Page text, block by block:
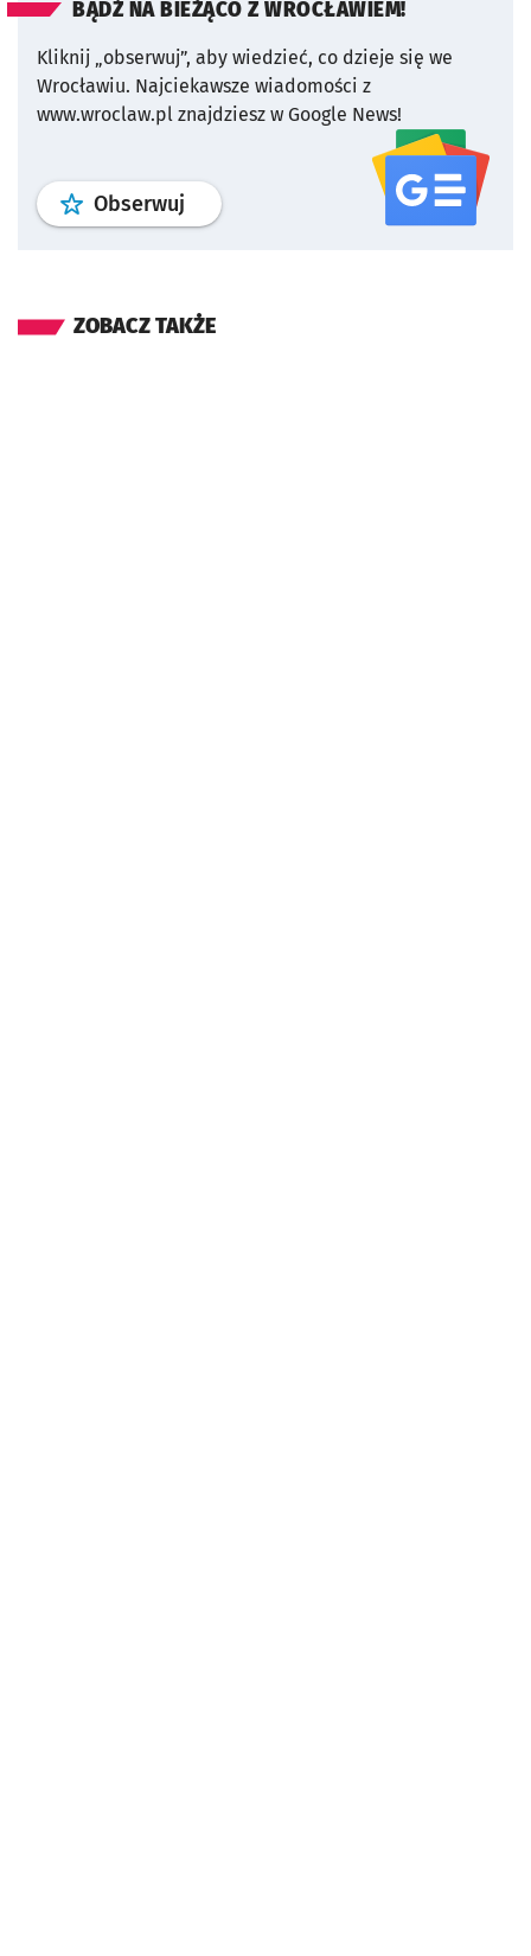
BĄDŹ NA BIEŻĄCO Z WROCŁAWIEM!
Kliknij „obserwuj”, aby wiedzieć, co dzieje się we
Wrocławiu. Najciekawsze wiadomości z
www.wroclaw.pl znajdziesz w Google News!
Obserwuj profil serwisu
ZOBACZ TAKŻE